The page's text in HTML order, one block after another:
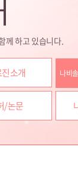
께 하고 있습니다.
소개 나비
/논문